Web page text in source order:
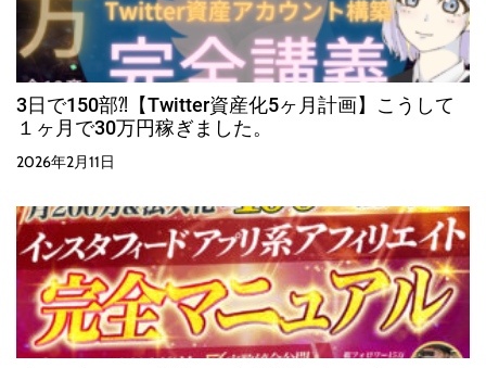
3日で150部⁈【Twitter資産化5ヶ月計画】こうして
１ヶ月で30万円稼ぎました。
2026年2月11日